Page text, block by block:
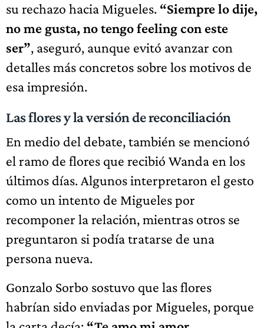
su rechazo hacia Migueles. “Siempre lo dije,
no me gusta, no tengo feeling con este
ser”, aseguró, aunque evitó avanzar con
detalles más concretos sobre los motivos de
esa impresión.
Las flores y la versión de reconciliación
En medio del debate, también se mencionó
el ramo de flores que recibió Wanda en los
últimos días. Algunos interpretaron el gesto
como un intento de Migueles por
recomponer la relación, mientras otros se
preguntaron si podía tratarse de una
persona nueva.
Gonzalo Sorbo sostuvo que las flores
habrían sido enviadas por Migueles, porque